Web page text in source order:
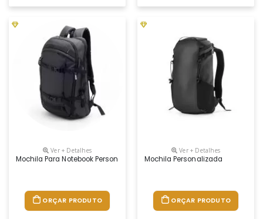
Ver + Detalhes
Mochila Para Notebook Personalizada
ORÇAR PRODUTO
Ver + Detalhes
Mochila Personalizada
ORÇAR PRODUTO